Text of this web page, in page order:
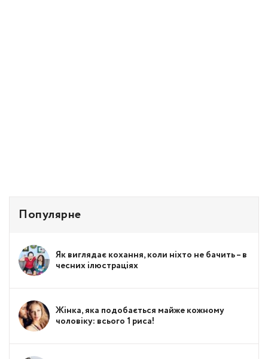
Популярне
Як виглядає кохання, коли ніхто не бачить – в
чесних ілюстраціях
Жінка, яка подобається майже кожному
чоловіку: всього 1 риса!